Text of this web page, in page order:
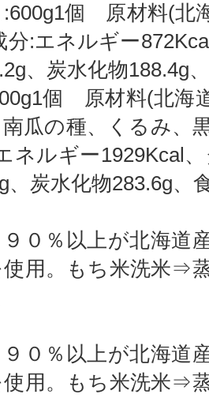
個 原材料(北
:エネルギー
、炭水化物188.4g
個 原材料(北海
瓜の種、くるみ、
ルギー1929Kcal
、炭水化物283.6g、
０％以上が北海道
使用。もち米洗米⇒
０％以上が北海道
使用。もち米洗米⇒